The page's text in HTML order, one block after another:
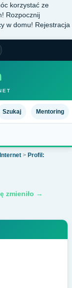
korzystać ze
Rozpocznij
w domu! Rejestracja
Szukaj Mentoring
> Profil:
zmieniło →